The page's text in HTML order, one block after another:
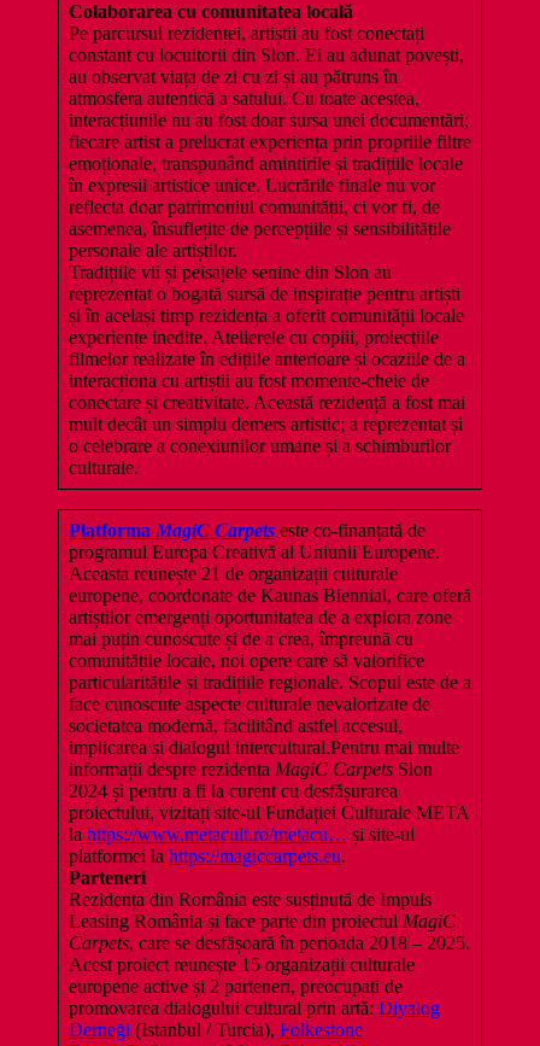
Colaborarea cu comunitatea locală
Pe parcursul rezidenței, artiștii au fost conectați
constant cu locuitorii din Slon. Ei au adunat povești,
au observat viața de zi cu zi și au pătruns în
atmosfera autentică a satului. Cu toate acestea,
interacțiunile nu au fost doar sursa unei documentări;
fiecare artist a prelucrat experiența prin propriile filtre
emoționale, transpunând amintirile și tradițiile locale
în expresii artistice unice. Lucrările finale nu vor
reflecta doar patrimoniul comunității, ci vor fi, de
asemenea, însuflețite de percepțiile și sensibilitățile
personale ale artiștilor.
Tradițiile vii și peisajele senine din Slon au
reprezentat o bogată sursă de inspirație pentru artiști
și în același timp rezidența a oferit comunității locale
experiențe inedite. Atelierele cu copiii, proiecțiile
filmelor realizate în edițiile anterioare și ocaziile de a
interacționa cu artiștii au fost momente-cheie de
conectare și creativitate. Această rezidență a fost mai
mult decât un simplu demers artistic; a reprezentat și
o celebrare a conexiunilor umane și a schimburilor
culturale.
Platforma MagiC Carpets este co-finanțată de
programul Europa Creativă al Uniunii Europene.
Aceasta reunește 21 de organizații culturale
europene, coordonate de Kaunas Biennial, care oferă
artiștilor emergenți oportunitatea de a explora zone
mai puțin cunoscute și de a crea, împreună cu
comunitățile locale, noi opere care să valorifice
particularitățile și tradițiile regionale. Scopul este de a
face cunoscute aspecte culturale nevalorizate de
societatea modernă, facilitând astfel accesul,
implicarea și dialogul intercultural.Pentru mai multe
informații despre rezidența MagiC Carpets Slon
2024 și pentru a fi la curent cu desfășurarea
proiectului, vizitați site-ul Fundației Culturale META
la https://www.metacult.ro/metacu… și site-ul
platformei la https://magiccarpets.eu.
Parteneri
Rezidența din România este susținută de Impuls
Leasing România și face parte din proiectul MagiC
Carpets, care se desfășoară în perioada 2018 – 2025.
Acest proiect reunește 15 organizații culturale
europene active și 2 parteneri, preocupați de
promovarea dialogului cultural prin artă: Diyalog
Derneği (Istanbul / Turcia), Folkestone